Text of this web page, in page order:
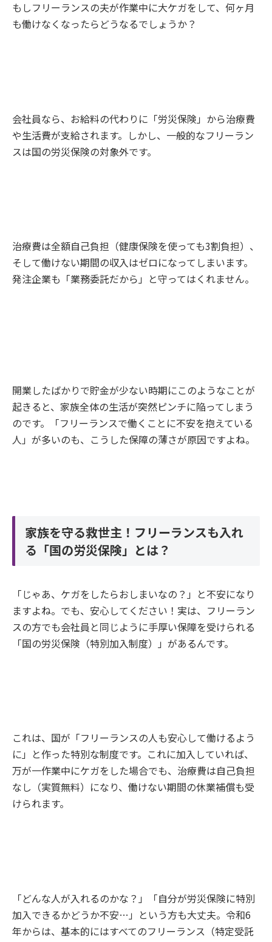
もしフリーランスの夫が作業中に大ケガをして、何ヶ月
も働けなくなったらどうなるでしょうか？
会社員なら、お給料の代わりに「労災保険」から治療費
や生活費が支給されます。しかし、一般的なフリーラン
スは国の労災保険の対象外です。
治療費は全額自己負担（健康保険を使っても3割負担）、
そして働けない期間の収入はゼロになってしまいます。
発注企業も「業務委託だから」と守ってはくれません。
開業したばかりで貯金が少ない時期にこのようなことが
起きると、家族全体の生活が突然ピンチに陥ってしまう
のです。「フリーランスで働くことに不安を抱えている
人」が多いのも、こうした保障の薄さが原因ですよね。
家族を守る救世主！フリーランスも入れ
る「国の労災保険」とは？
「じゃあ、ケガをしたらおしまいなの？」と不安になり
ますよね。でも、安心してください！実は、フリーラン
スの方でも会社員と同じように手厚い保障を受けられる
「国の労災保険（特別加入制度）」があるんです。
これは、国が「フリーランスの人も安心して働けるよう
に」と作った特別な制度です。これに加入していれば、
万が一作業中にケガをした場合でも、治療費は自己負担
なし（実質無料）になり、働けない期間の休業補償も受
けられます。
「どんな人が入れるのかな？」「自分が労災保険に特別
加入できるかどうか不安…」という方も大丈夫。令和6
年からは、基本的にはすべてのフリーランス（特定受託